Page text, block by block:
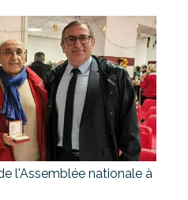
l'Assemblée nationale à